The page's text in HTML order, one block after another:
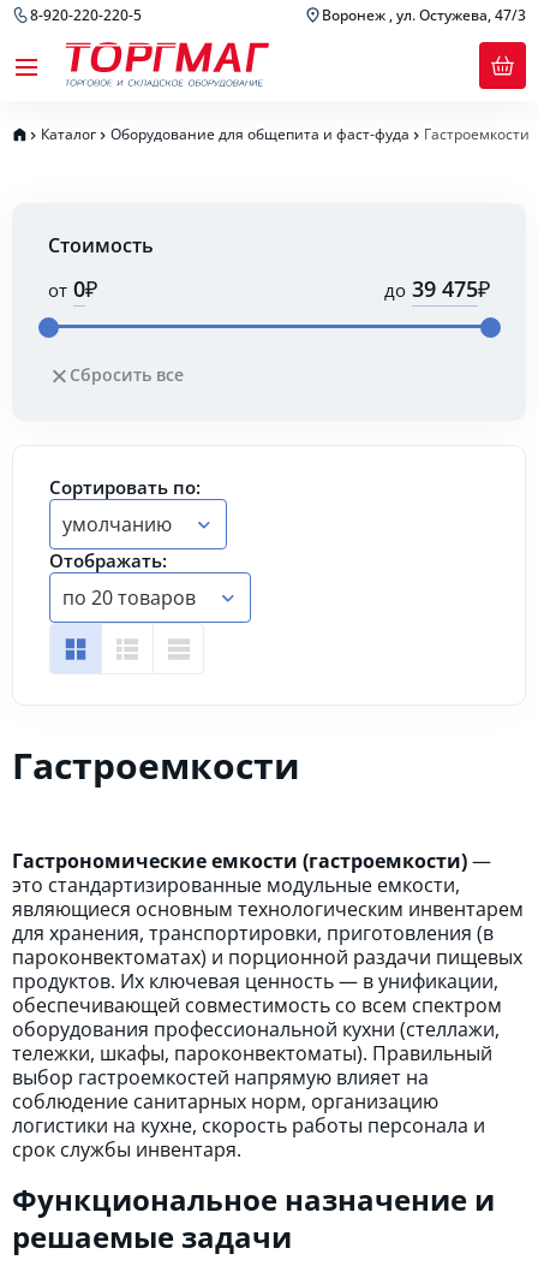
8-920-220-220-5 Воронеж , ул. Остужева, 47/3
Каталог Оборудование для общепита и фаст-фуда Гастроемкости
Стоимость
от ₽ до ₽
Сбросить все
Сортировать по:
умолчанию
Отображать:
по 20 товаров
Гастроемкости
Гастрономические емкости (гастроемкости)—
это стандартизированные модульные емкости,
являющиеся основным технологическим инвентарем
для хранения, транспортировки, приготовления (в
пароконвектоматах) и порционной раздачи пищевых
продуктов. Их ключевая ценность — в унификации,
обеспечивающей совместимость со всем спектром
оборудования профессиональной кухни (стеллажи,
тележки, шкафы, пароконвектоматы). Правильный
выбор гастроемкостей напрямую влияет на
соблюдение санитарных норм, организацию
логистики на кухне, скорость работы персонала и
срок службы инвентаря.
Функциональное назначение и
решаемые задачи